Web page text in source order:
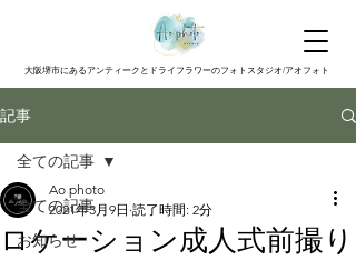
大阪堺市にあるアンティークとドライフラワーのフォトスタジオ/アオフォト
記事
全ての記事
お知らせ
全ての記事
ロケーション成人式前撮り
Ao photo
2021年3月9日 読了時間: 2分